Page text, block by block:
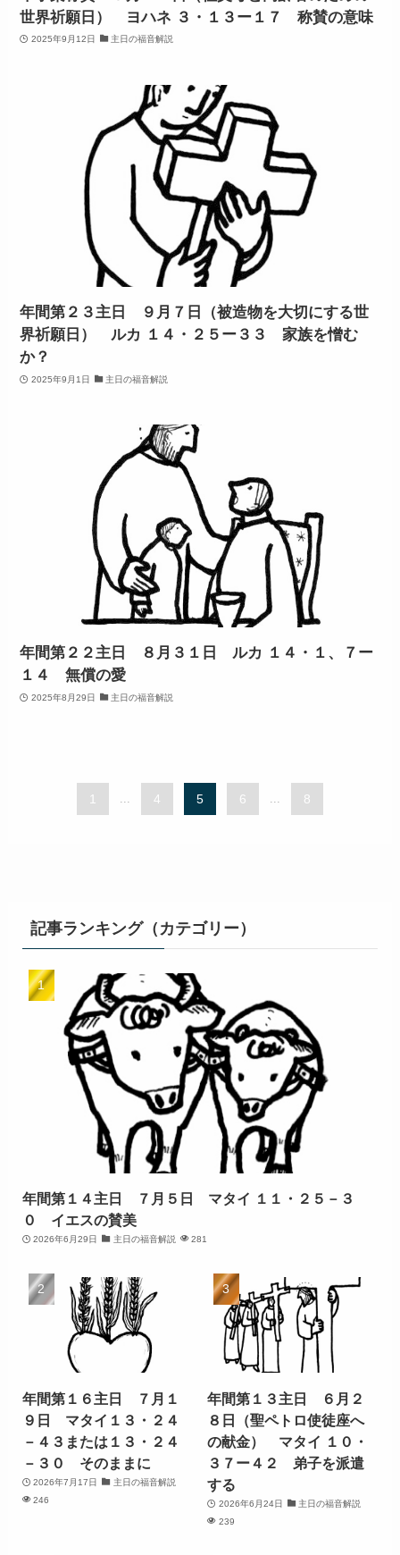
世界祈願日） ヨハネ ３・１３ー１７ 称賛の意味
2025年9月12日 主日の福音解説
年間第２３主日 ９月７日（被造物を大切にする世
界祈願日） ルカ １４・２５ー３３ 家族を憎む
か？
2025年9月1日 主日の福音解説
年間第２２主日 ８月３１日 ルカ １４・１、７ー
１４ 無償の愛
2025年8月29日 主日の福音解説
1 ... 4 5 6 ... 8
記事ランキング（カテゴリー）
年間第１４主日 ７月５日 マタイ １１・２５－３
０ イエスの賛美
2026年6月29日 主日の福音解説 281
年間第１６主日 ７月１
９日 マタイ１３・２４
－４３または１３・２４
－３０ そのままに
2026年7月17日
主日の福音解説
246
年間第１３主日 ６月２
８日（聖ペトロ使徒座へ
の献金） マタイ １０・
３７ー４２ 弟子を派遣
する
2026年6月24日
主日の福音解説
239